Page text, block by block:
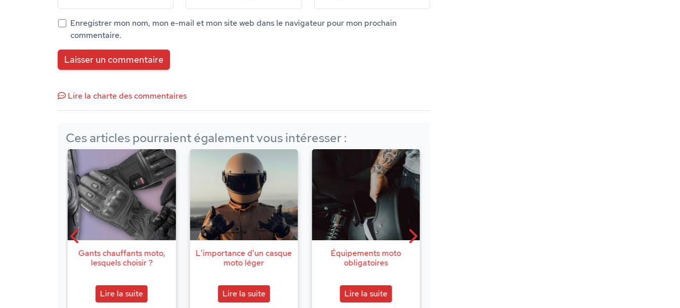
Enregistrer mon nom, mon e-mail et mon site web dans le navigateur pour mon prochain
commentaire.
Lire la charte des commentaires
Ces articles pourraient également vous intéresser :
L'importance d'un casque
moto léger
Lire la suite
Équipements moto
obligatoires
Lire la suite
Comment entretenir son
blouson cuir moto ?
Lire la suite